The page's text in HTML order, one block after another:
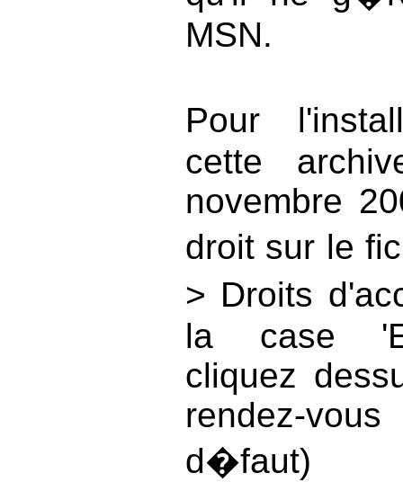
MSN.
Pour
cette
novembre
droit sur le
> Droits
la case
cliquez
rendez-vous